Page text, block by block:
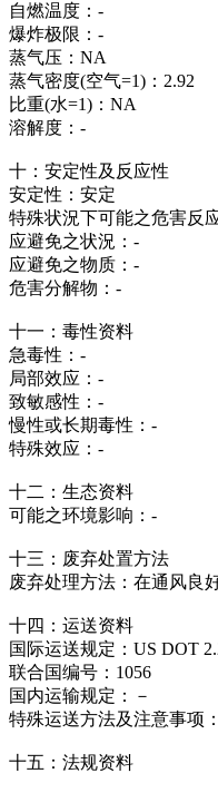
自燃温度：-
爆炸极限：-
蒸气压：
蒸气密度(空气=1)：2.92
比重(水=1)
溶解度：-
十：安定性及反应性
安定性：安定
特殊状況下可能之危害反
应避免之状況：-
应避免之物质：-
危害分解物：-
十一：毒性资料
急毒性：-
局部效应：-
致敏感性：-
慢性或长期毒性：-
特殊效应：-
十二：生态资料
可能之环境影响：-
十三：废弃处置方法
废弃处理方法：在通风良
十四：运送资料
国际运送规定：US DOT
联合国编号：1056
国内运输规定：－
特殊运送方法及注意事项
十五：法规资料